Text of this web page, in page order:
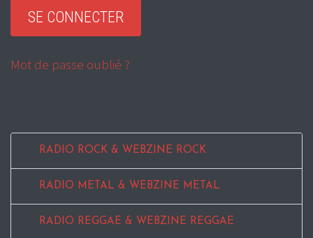
Mot de passe oublié ?
RADIO ROCK & WEBZINE ROCK
RADIO METAL & WEBZINE METAL
RADIO REGGAE & WEBZINE REGGAE